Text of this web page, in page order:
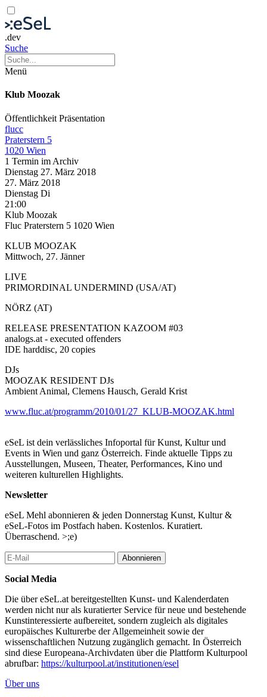
.dev
Suche
Menü
Klub Moozak
Öffentlichkeit Präsentation
flucc
Praterstern 5
1020 Wien
1 Termin im Archiv
Dienstag 27. März 2018
27. März 2018
Dienstag Di
21:00
Klub Moozak
Fluc Praterstern 5 1020 Wien
KLUB MOOZAK
Mittwoch, 27. Jänner
LIVE
PRIMORDINAL UNDERMIND (USA/AT)
NÖRZ (AT)
RELEASE PRESENTATION KAZOOM #03
analogs.at - executed offenders
IDE harddisc, 20 copies
DJs
MOOZAK RESIDENT DJs
Ambient Animal, Clemens Hausch, Gerald Krist
www.fluc.at/programm/2010/01/27_KLUB-MOOZAK.html
eSeL ist dein verlässliches Infoportal für Kunst, Kultur und
Events in Wien und ganz Österreich. Finde aktuelle Tipps zu
Ausstellungen, Museen, Theater, Performances, Kino und
weiteren kulturellen Highlights.
Newsletter
eSeL Mehl abonnieren & jeden Donnerstag Kunst, Kultur &
eSeL-Fotos im Postfach haben. Kostenlos. Kuratiert.
Überraschend. >;e)
Abonnieren
Social Media
Die über eSeL.at bereitgestellten Kunst- und Kalenderdaten
werden nicht nur als kuratierter Service für neue und bestehende
Kunstinteressierte aufbereitet, sondern zugleich als digitales
europäisches Kulturerbe der Allgemeinheit sowie der
wissenschaftlichen Nutzung zugänglich gemacht. In Österreich
sind diese Europeana-Archivdaten über die Plattform Kulturpool
abrufbar: https://kulturpool.at/institutionen/esel
Über uns